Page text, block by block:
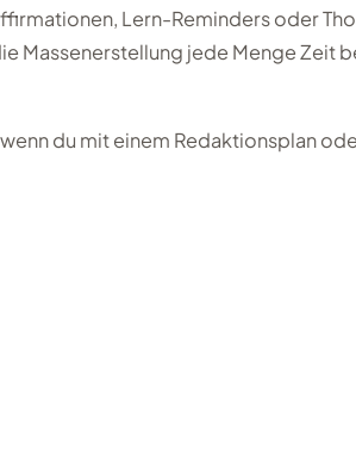
Lern-Reminders oder
Massenerstellung jede Menge Zeit
du mit einem Redaktionsplan